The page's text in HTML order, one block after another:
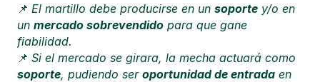
📌 El martillo debe producirse en un soporte y/o en
un mercado sobrevendido para que gane
fiabilidad.
📌
soporte, pudiendo ser oportunidad de entrada en